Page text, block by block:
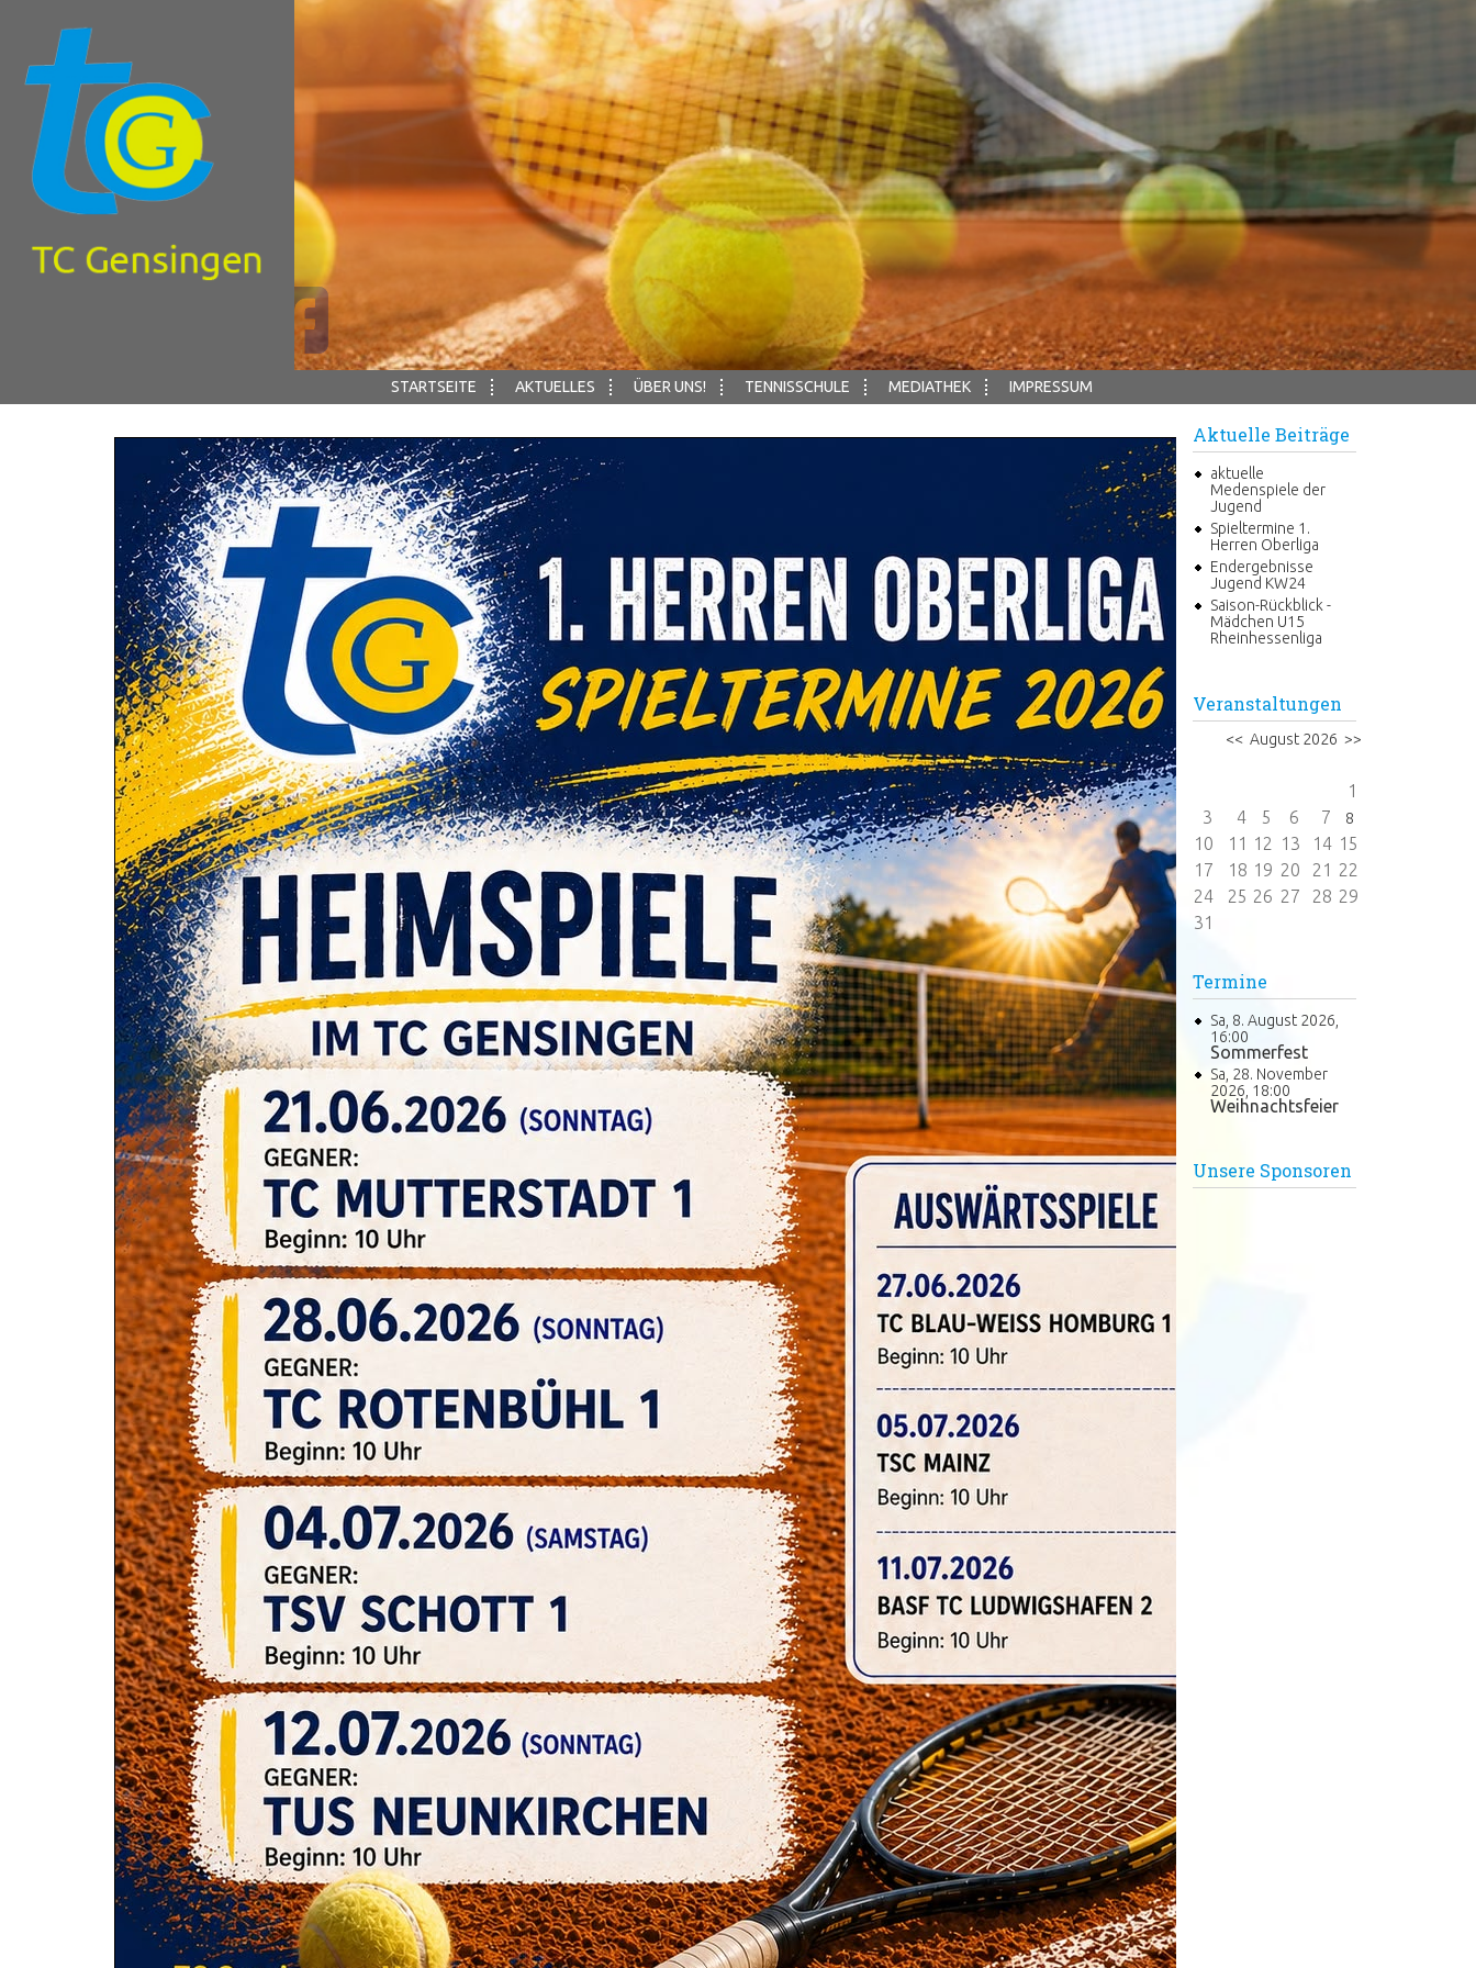
STARTSEITE AKTUELLES ÜBER UNS! TENNISSCHULE MEDIATHEK IMPRESSUM
Aktuelle Beiträge
aktuelle
Medenspiele der
Jugend
Spieltermine 1.
Herren Oberliga
Endergebnisse
Jugend KW24
Saison-Rückblick -
Mädchen U15
Rheinhessenliga
Veranstaltungen
<< August 2026 >>
1
3
4 5 6 7 8
10
11 12 13 14 15
17
18 19 20 21 22
24
25 26 27 28 29
31
Termine
Sa, 8. August 2026
16:00
Sommerfest
Sa, 28. November
2026 18:00
Weihnachtsfeier
Unsere Sponsoren